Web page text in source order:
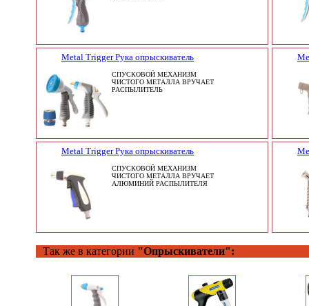
Metal Trigger Рука опрыскиватель
СПУСКОВОЙ МЕХАНИЗМ
ЧИСТОГО МЕТАЛЛА ВРУЧАЕТ
РАСПЫЛИТЕЛЬ
Metal Trigger Рука опрыскиватель
СПУСКОВОЙ МЕХАНИЗМ
ЧИСТОГО МЕТАЛЛА ВРУЧАЕТ
АЛЮМИНИЙ РАСПЫЛИТЕЛЯ
Так же в категории "Опрыскиватели":